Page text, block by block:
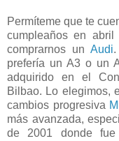
Permíteme que te
cumpleaños en
comprarnos un Audi
prefería un A3 o un
adquirido en el
Bilbao. Lo elegimos,
cambios progresiva
más avanzada,
de 2001 donde